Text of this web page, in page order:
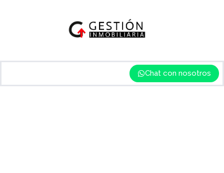
Chat con nosotros